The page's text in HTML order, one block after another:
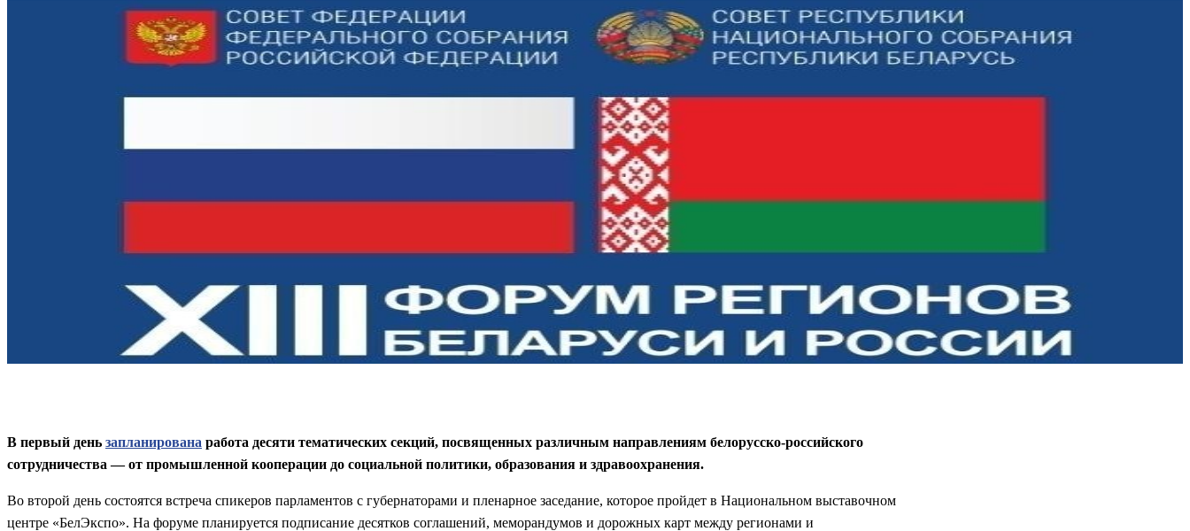
В первый день запланирована работа десяти тематических секций, посвященных различным направлениям белорусско-российского
сотрудничества — от промышленной кооперации до социальной политики, образования и здравоохранения.
Во второй день состоятся встреча спикеров парламентов с губернаторами и пленарное заседание, которое пройдет в Национальном выставочном
центре «БелЭкспо». На форуме планируется подписание десятков соглашений, меморандумов и дорожных карт между регионами и